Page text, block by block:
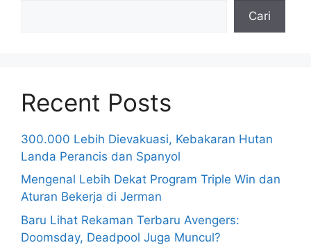
Cari
Recent Posts
300.000 Lebih Dievakuasi, Kebakaran Hutan
Landa Perancis dan Spanyol
Mengenal Lebih Dekat Program Triple Win dan
Aturan Bekerja di Jerman
Baru Lihat Rekaman Terbaru Avengers:
Doomsday, Deadpool Juga Muncul?